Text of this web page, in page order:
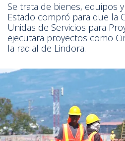
Se trata de bienes, equipos
Estado compró para que la
Unidas de Servicios para
ejecutara proyectos como
la radial de Lindora.